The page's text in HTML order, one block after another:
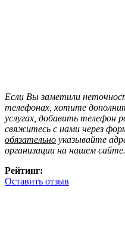
Если Вы заметили
телефонах, хотите
услугах, добавить телефон
свяжитесь с нами через
обязательно указывайте
организации на нашем сайте.
Рейтинг:
Оставить отзыв